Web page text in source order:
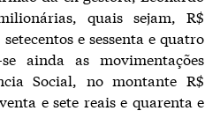
quais sejam, R$
e sessenta e quatro
ainda as movimentações
Social, no montante R$
e sete reais e quarenta e